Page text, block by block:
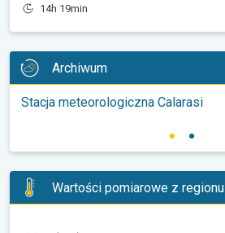
14h 19min
Archiwum
Stacja meteorologiczna Calarasi
Wartości pomiarowe z regionu